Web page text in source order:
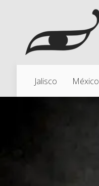
Jalisco México